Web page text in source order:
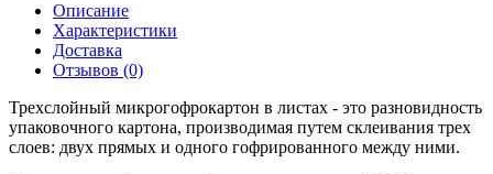
Описание
Характеристики
Доставка
Отзывов (0)
Трехслойный микрогофрокартон в листах - это разновидность
упаковочного картона, производимая путем склеивания трех
слоев: двух прямых и одного гофрированного между ними.